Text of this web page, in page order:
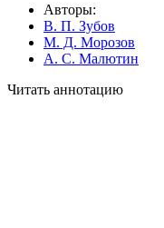
Авторы:
В. П. Зубов
М. Д. Морозов
А. С. Малютин
Читать аннотацию